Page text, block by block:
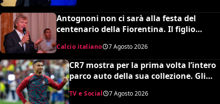
Antognoni non ci sarà alla festa del
centenario della Fiorentina. Il figlio
jr. I motivi di questa scelta e cosa sta
succedendo
Calcio italiano 7 Agosto 2026
CR7 mostra per la prima volta l’intero
parco auto della sua collezione. Gli
esperti stimano il valore complessivo
ed è da urlo
TV e Social 7 Agosto 2026